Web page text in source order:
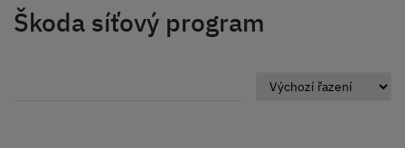
Škoda síťový program